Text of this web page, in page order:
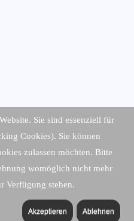
Sie sind essenziell für
Cookies). Sie können
zulassen möchten. Bitte
womöglich nicht mehr
Verfügung stehen.
Akzeptieren Ablehnen